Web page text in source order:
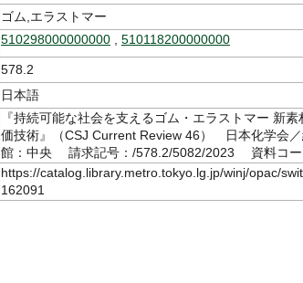
ゴム,エラストマー
510298000000000 510118200000000
578.2
日本語
『持続可能な社会を支えるゴム・エラストマー 新
価技術』（CSJ Current Review 46） 日本化学
館：中央 請求記号：/578.2/5082/2023 資料コー
https://catalog.library.metro.tokyo.lg.jp/winj/opac/
162091